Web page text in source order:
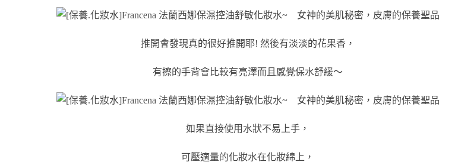
推開會發現真的很好推開耶! 然後有淡淡的花果香，
有擦的手背會比較有亮澤而且感覺保水舒緩～
如果直接使用水狀不易上手，
可壓適量的化妝水在化妝綿上，